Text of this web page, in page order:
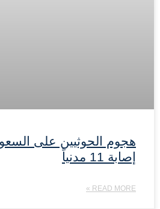
هجوم الحوثيين على
إصابة 11 مدنياً
READ MORE »